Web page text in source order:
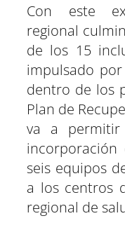
Con este
regional
de los 15
impulsado
dentro de los
Plan de
va a permitir
seis equipos
a los centros
regional de